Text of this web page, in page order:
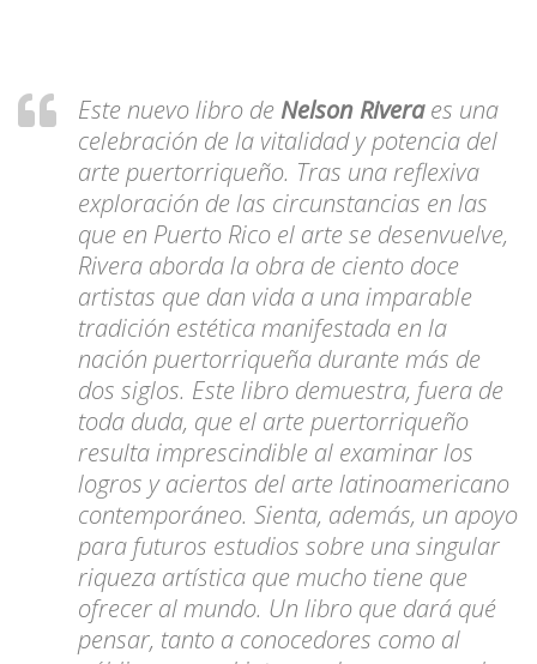
Este nuevo libro de Nelson Riveraes una
celebración de la vitalidad y potencia del
arte puertorriqueño. Tras una reflexiva
exploración de las circunstancias en las
que en Puerto Rico el arte se desenvuelve,
Rivera aborda la obra de ciento doce
artistas que dan vida a una imparable
tradición estética manifestada en la
nación puertorriqueña durante más de
dos siglos. Este libro demuestra, fuera de
toda duda, que el arte puertorriqueño
resulta imprescindible al examinar los
logros y aciertos del arte latinoamericano
contemporáneo. Sienta, además, un apoyo
para futuros estudios sobre una singular
riqueza artística que mucho tiene que
ofrecer al mundo. Un libro que dará qué
pensar, tanto a conocedores como al